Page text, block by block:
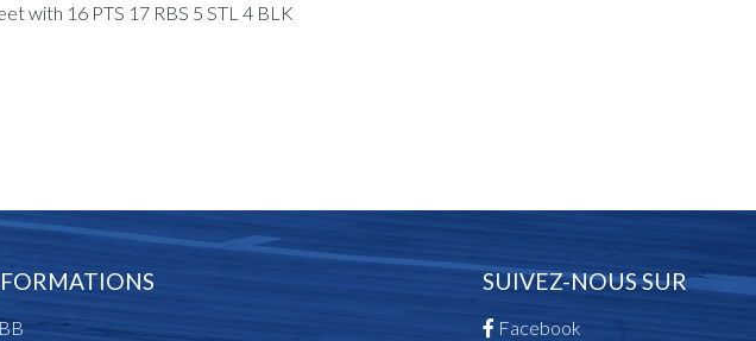
with 16 PTS 17 RBS 5 STL 4 BLK
SUIVEZ-NOUS SUR
Facebook